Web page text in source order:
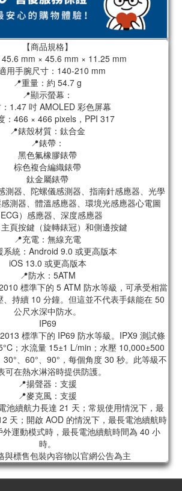
【商品規格】
45.6 mm × 45.6 mm × 11.25 mm
用手腕尺寸：140-210 mm
📍重量：約 54.7 g
📍顯示螢幕：
：1.47 吋 AMOLED 彩色屏幕
：466 × 466 pixels，PPI 317
📍錶殼材質：鈦合金
📍錶帶：
黑色氟橡膠錶帶
棕色複合編織錶帶
鈦金屬錶帶
測器、陀螺儀感測器、指南針感應器、光學
測器、體溫感應器、環境光感應器心電圖
ECG）感應器、深度感應器
頁按鍵（旋轉錶冠）和側邊按鍵
📍充電：無線充電
系統：Android 9.0 或更高版本
iOS 13.0 或更高版本
📍防水：5ATM
標準下的 5 ATM 防水等級，可承受相當
持續 10 分鐘。但這並不代表手錶能在 50
公尺水深中防水。
IP69
標準下的 IP69 防水等級。IPX9 測試條
；水流量 15±1 L/min；水壓 10,000±500
、60°、90°，每個角度 30 秒。此等級不
可在熱水淋浴時提供防護。
📍揚聲器：支援
📍麥克風：支援
池續航力長達 21 天；常規使用情況下，最
天；開啟 AOD 的情況下，最長電池續航時
運動模式時，最長電池續航時間為 40 小
時。
與標售包裝內容物以官網公告為主